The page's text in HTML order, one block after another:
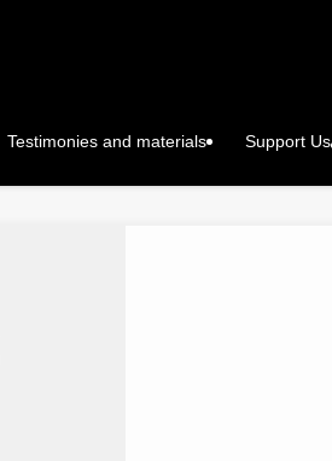
Testimonies and materials Support Us